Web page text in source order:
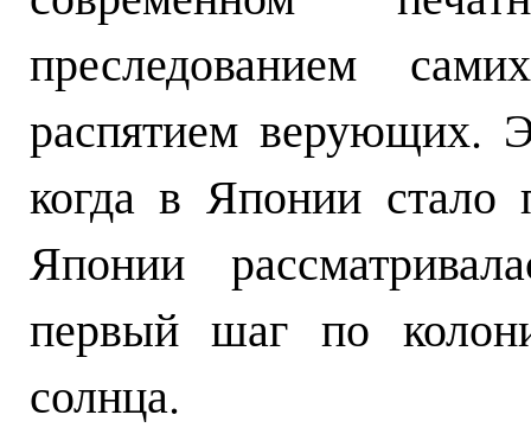
преследованием
распятием верующих.
когда в Японии стало
Японии
первый шаг по
солнца.